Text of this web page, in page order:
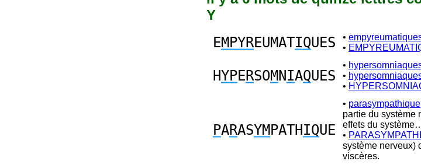
Y
EMPYREUMATIQUES •
•
HYPERSOM NIAQUES
•
•
•
PARASYM PATHIQUE
• parasympathique
partie du système
effets du
•
système nerveux)
viscères.